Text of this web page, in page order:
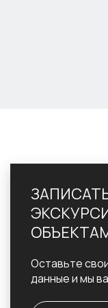
Оставьте
данные и мы